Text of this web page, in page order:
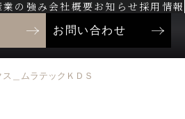
の強み会社概要お知らせ 採用情報
お問い合わせ
＿ムラテックＫＤＳ